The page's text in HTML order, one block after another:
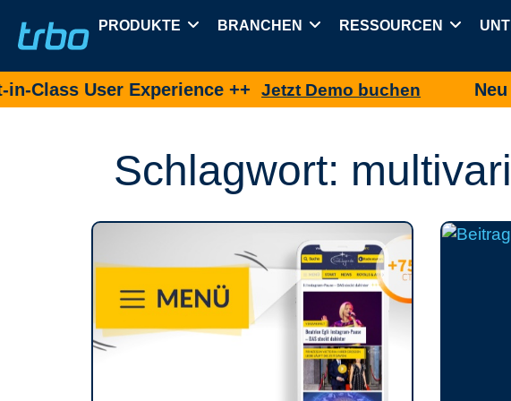
PRODUKTE BRANCHEN RESSOURCEN
User Experience ++Jetzt Demo buchen Neu ++
Schlagwort: